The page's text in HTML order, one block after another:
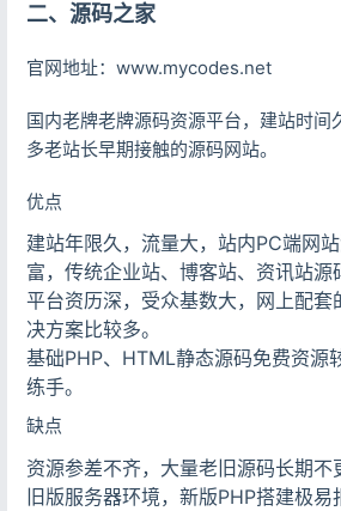
二、源码之家
官网地址：www.mycodes.net
国内老牌老牌源码资源平台，建站时间
多老站长早期接触的源码网站。
优点
建站年限久，流量大，站内PC端网
富，传统企业站、博客站、资讯站源
平台资历深，受众基数大，网上配套
决方案比较多。
基础PHP、HTML静态源码免费资源
练手。
缺点
资源参差不齐，大量老旧源码长期不
旧版服务器环境，新版PHP搭建极易